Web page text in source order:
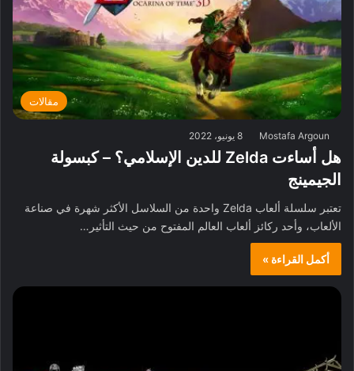
مقالات
Mostafa Argoun 8 يونيو، 2022
هل أساءت Zelda للدين الإسلامي؟ – كبسولة
الجيمينج
تعتبر سلسلة ألعاب Zelda واحدة من السلاسل الأكثر شهرة في صناعة
الألعاب، وأحد ركائز ألعاب العالم المفتوح من حيث التأثير…
أكمل القراءة »